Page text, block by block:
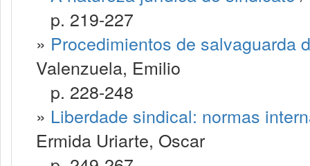
p. 219-227
» Procedimientos de salvaguarda
Valenzuela, Emilio
p. 228-248
» Liberdade sindical: normas
Ermida Uriarte, Oscar